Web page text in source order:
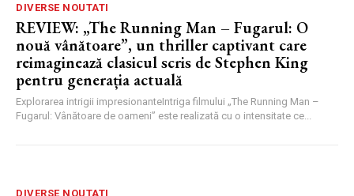
DIVERSE NOUTATI
REVIEW: „The Running Man – Fugarul: O
nouă vânătoare”, un thriller captivant care
reimaginează clasicul scris de Stephen King
pentru generația actuală
Explorarea intrigii impresionanteIntriga filmului „The Running Man –
Fugarul: Vânătoare de oameni” este realizată cu o intensitate ce...
DIVERSE NOUTATI